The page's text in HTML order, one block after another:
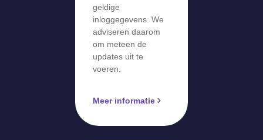
geldige
inloggegevens. We
adviseren daarom
om meteen de
updates uit te
voeren.
Meer informatie